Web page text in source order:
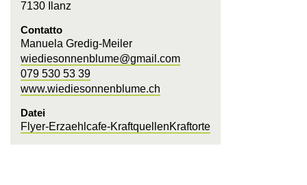
7130 Ilanz
Contatto
Manuela Gredig-Meiler
wiediesonnenblume@gmail.com
079 530 53 39
www.wiediesonnenblume.ch
Datei
Flyer-Erzaehlcafe-KraftquellenKraftorte